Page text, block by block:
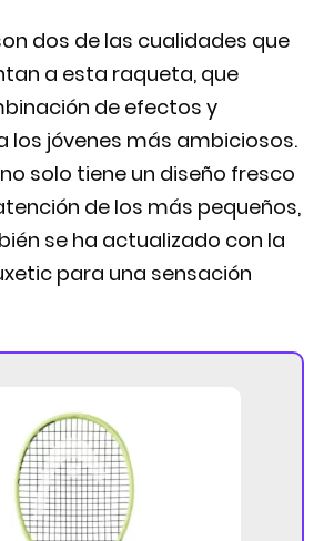
dos de las cualidades que
a esta raqueta, que
de efectos y
los jóvenes más ambiciosos.
solo tiene un diseño fresco
de los más pequeños,
se ha actualizado con la
para una sensación